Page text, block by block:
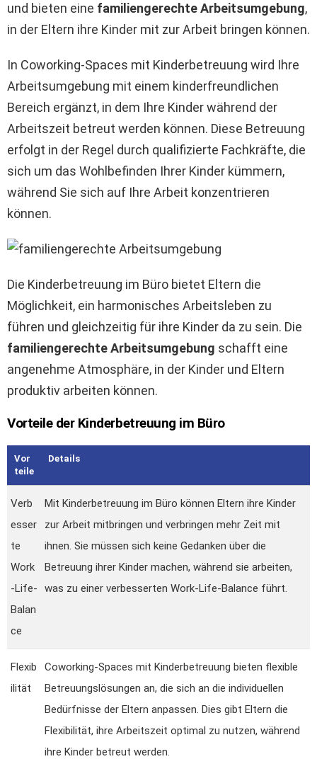
und bieten eine familiengerechte Arbeitsumgebung,
in der Eltern ihre Kinder mit zur Arbeit bringen können.
In Coworking-Spaces mit Kinderbetreuung wird Ihre
Arbeitsumgebung mit einem kinderfreundlichen
Bereich ergänzt, in dem Ihre Kinder während der
Arbeitszeit betreut werden können. Diese Betreuung
erfolgt in der Regel durch qualifizierte Fachkräfte, die
sich um das Wohlbefinden Ihrer Kinder kümmern,
während Sie sich auf Ihre Arbeit konzentrieren
können.
Die Kinderbetreuung im Büro bietet Eltern die
Möglichkeit, ein harmonisches Arbeitsleben zu
führen und gleichzeitig für ihre Kinder da zu sein. Die
familiengerechte Arbeitsumgebung schafft eine
angenehme Atmosphäre, in der Kinder und Eltern
produktiv arbeiten können.
Vorteile der Kinderbetreuung im Büro
Vor
teile
Details
Verb
esser
te
Work
-Life-
Balan
ce
Mit Kinderbetreuung im Büro können Eltern ihre Kinder
zur Arbeit mitbringen und verbringen mehr Zeit mit
ihnen. Sie müssen sich keine Gedanken über die
Betreuung ihrer Kinder machen, während sie arbeiten,
was zu einer verbesserten Work-Life-Balance führt.
Flexib
ilität
Coworking-Spaces mit Kinderbetreuung bieten flexible
Betreuungslösungen an, die sich an die individuellen
Bedürfnisse der Eltern anpassen. Dies gibt Eltern die
Flexibilität, ihre Arbeitszeit optimal zu nutzen, während
ihre Kinder betreut werden.